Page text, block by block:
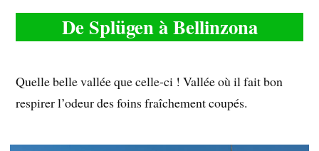
De Splügen à Bellinzona
Quelle belle vallée que celle-ci ! Vallée où il fait bon
respirer l’odeur des foins fraîchement coupés.